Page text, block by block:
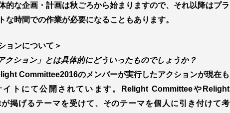
的な企画・計画は秋ごろから始まりますので、それ以降はプラ
な時間での作業が必要になることもあります。
ョンについて＞
クション」とは具体的にどういったものでしょうか？
Committee2016のメンバーが実行したアクションが現在も
イトにて公開されています。Relight CommitteeやRelight
掲げるテーマを受けて、そのテーマを個人に引き付けて考